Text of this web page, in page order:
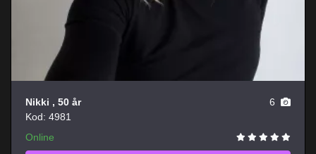
Nikki , 50 år
6
Kod: 4981
Online